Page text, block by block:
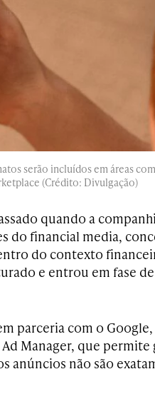
serão incluídos em áreas
(Crédito: Divulgação)
quando a
do financial media,
do contexto
e entrou em fase de
parceria com o
Manager, que permite
anúncios não são